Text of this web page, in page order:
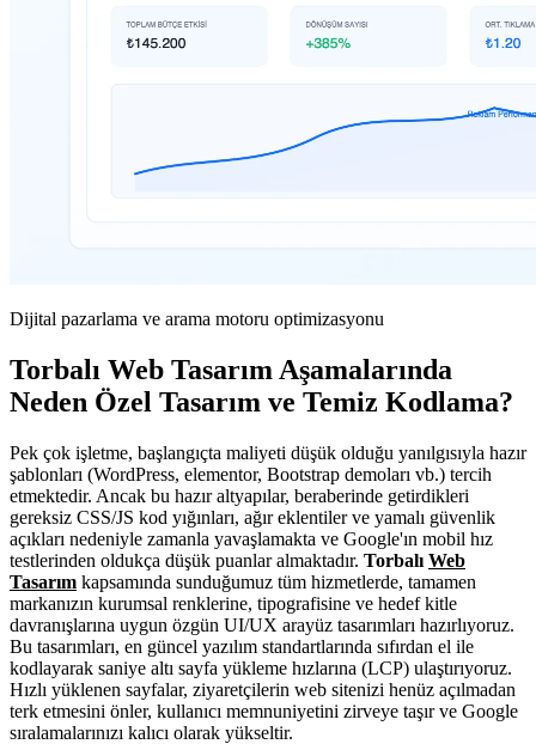
Dijital pazarlama ve arama motoru optimizasyonu
Torbalı Web Tasarım Aşamalarında
Neden Özel Tasarım ve Temiz Kodlama?
Pek çok işletme, başlangıçta maliyeti düşük olduğu yanılgısıyla hazır
şablonları (WordPress, elementor, Bootstrap demoları vb.) tercih
etmektedir. Ancak bu hazır altyapılar, beraberinde getirdikleri
gereksiz CSS/JS kod yığınları, ağır eklentiler ve yamalı güvenlik
açıkları nedeniyle zamanla yavaşlamakta ve Google'ın mobil hız
testlerinden oldukça düşük puanlar almaktadır. Torbalı Web
Tasarım kapsamında sunduğumuz tüm hizmetlerde, tamamen
markanızın kurumsal renklerine, tipografisine ve hedef kitle
davranışlarına uygun özgün UI/UX arayüz tasarımları hazırlıyoruz.
Bu tasarımları, en güncel yazılım standartlarında sıfırdan el ile
kodlayarak saniye altı sayfa yükleme hızlarına (LCP) ulaştırıyoruz.
Hızlı yüklenen sayfalar, ziyaretçilerin web sitenizi henüz açılmadan
terk etmesini önler, kullanıcı memnuniyetini zirveye taşır ve Google
sıralamalarınızı kalıcı olarak yükseltir.